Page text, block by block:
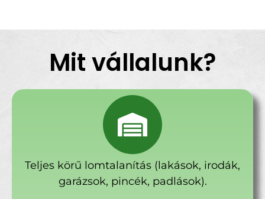
Mit vállalunk?
Teljes körű lomtalanítás (lakások, irodák,
garázsok, pincék, padlások).